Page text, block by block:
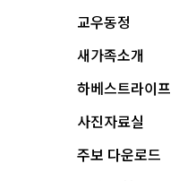
교우동정
새가족소개
하베스트라이프
사진자료실
주보 다운로드